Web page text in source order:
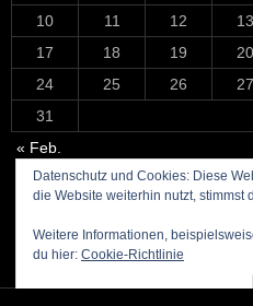
10
11 12 13
17
18 19 20
24
25 26 27
31
« Feb.
Datenschutz und Cookies: Diese
die Website weiterhin nutzt, stimmst
Weitere Informationen,
du hier: Cookie-Richtlinie